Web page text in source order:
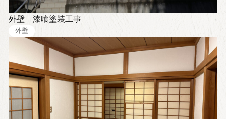
内装
ジョリパット
珪藻土
外壁 漆喰塗装工事
外壁